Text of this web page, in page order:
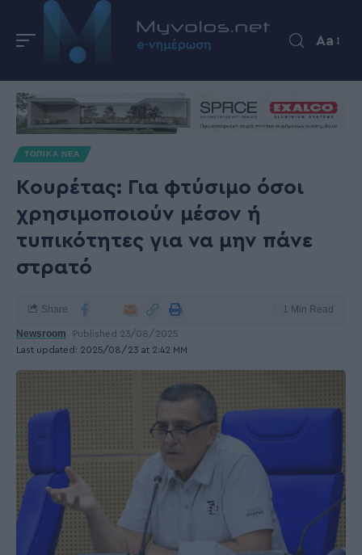
Aa
ΤΟΠΙΚΑ ΝΕΑ
Κουρέτας: Για φτύσιμο όσοι
χρησιμοποιούν μέσον ή
τυπικότητες για να μην πάνε
στρατό
Last updated: 2025/08/23 at 2:42 ΜΜ
Newsroom Published 23/08/2025
Share 1 Min Read